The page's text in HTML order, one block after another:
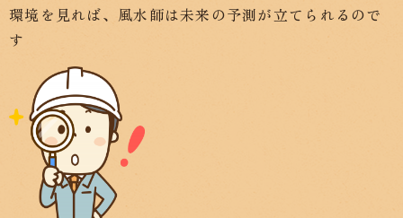
環境を見れば、風水師は未来の予測が立てられるので
す